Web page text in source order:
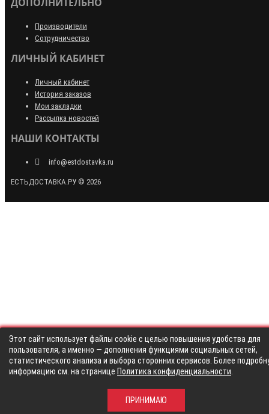
Производители
Сотрудничество
ЛИЧНЫЙ КАБИНЕТ
Личный кабинет
История заказов
Мои закладки
Рассылка новостей
НАШИ КОНТАКТЫ
info@estdostavka.ru
ЕСТЬДОСТАВКА.РУ © 2026
Этот сайт использует файлы cookie с целью повышения удобства для
пользователя, а именно — дополнения функциями социальных сетей,
статистического анализа и выбора сторонних сервисов. Более
информацию см. на странице Политика конфиденциальности
ПРИНИМАЮ